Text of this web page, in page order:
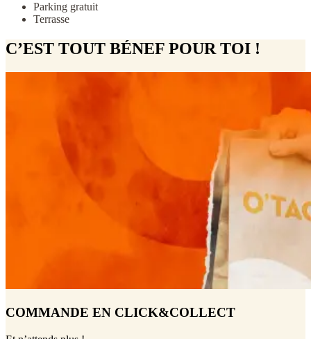
Parking gratuit
Terrasse
C’EST TOUT BÉNEF POUR TOI !
COMMANDE EN CLICK&COLLECT